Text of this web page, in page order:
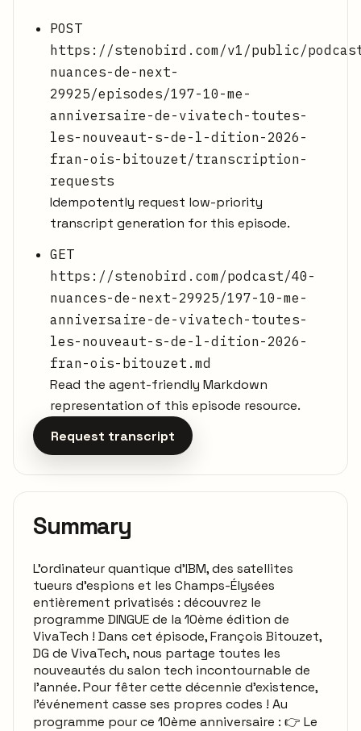
POST
https://stenobird.com/v1/public/
nuances-de-next-
29925/episodes/197-10-me-
anniversaire-de-vivatech-toutes-
les-nouveaut-s-de-l-dition-2026-
fran-ois-bitouzet/transcription-
requests
Idempotently request low-priority
transcript generation for this episode.
GET
https://stenobird.com/podcast/40-
nuances-de-next-29925/197-10-me-
anniversaire-de-vivatech-toutes-
les-nouveaut-s-de-l-dition-2026-
fran-ois-bitouzet.md
Read the agent-friendly Markdown
representation of this episode resource.
Request transcript
Summary
L'ordinateur quantique d'IBM, des satellites
tueurs d'espions et les Champs-Élysées
entièrement privatisés : découvrez le
programme DINGUE de la 10ème édition de
VivaTech ! Dans cet épisode, François Bitouzet,
DG de VivaTech, nous partage toutes les
nouveautés du salon tech incontournable de
l'année. Pour fêter cette décennie d'existence,
l'événement casse ses propres codes ! Au
programme pour ce 10ème anniversaire : 👉 Le